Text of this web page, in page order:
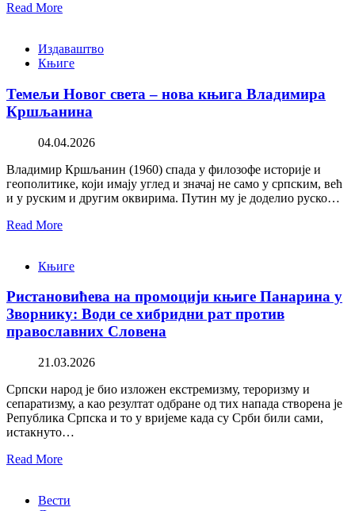
Read More
Издаваштво
Књиге
Темељи Новог света – нова књига Владимира
Кршљанина
04.04.2026
Владимир Кршљанин (1960) спада у филозофе историје и
геополитике, који имају углед и значај не само у српским, већ
и у руским и другим оквирима. Путин му је доделио руско…
Read More
Књиге
Ристановићева на промоцији књиге Панарина у
Зворнику: Води се хибридни рат против
православних Словена
21.03.2026
Српски народ је био изложен екстремизму, тероризму и
сепаратизму, а као резултат одбране од тих напада створена је
Република Српска и то у вријеме када су Срби били сами,
истакнуто…
Read More
Вести